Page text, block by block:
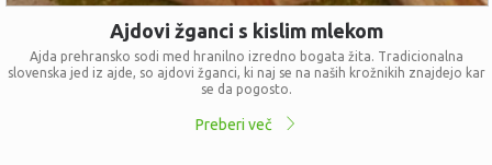
Ajdovi žganci s kislim mlekom
Ajda prehransko sodi med hranilno izredno bogata žita. Tradicionalna
slovenska jed iz ajde, so ajdovi žganci, ki naj se na naših krožnikih znajdejo kar
se da pogosto.
Preberi več